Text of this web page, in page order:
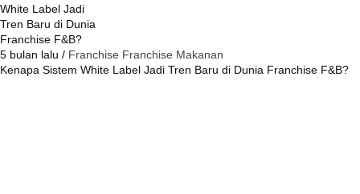
5 bulan lalu / Franchise Franchise Makanan
Kenapa Sistem White Label Jadi Tren Baru di Dunia Franchise F&B?